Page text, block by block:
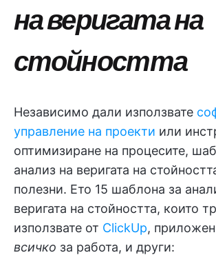
на веригата на
стойността
Независимо дали използвате
управление на проекти или
оптимизиране на процесите,
анализ на веригата на
полезни. Ето 15 шаблона за
веригата на стойността, които
използвате от ClickUp,
всичко за работа, и други: